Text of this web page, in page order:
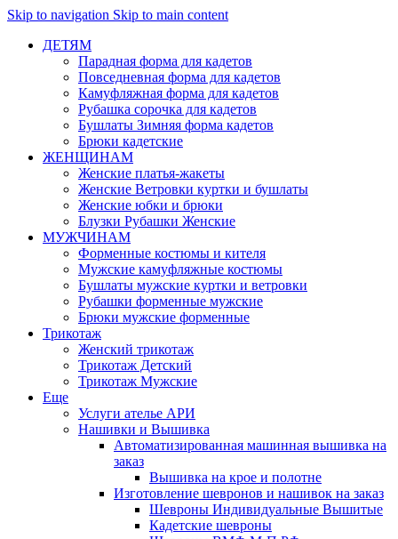
Skip to navigation Skip to main content
ДЕТЯМ
Парадная форма для кадетов
Повседневная форма для кадетов
Камуфляжная форма для кадетов
Рубашка сорочка для кадетов
Бушлаты Зимняя форма кадетов
Брюки кадетские
ЖЕНЩИНАМ
Женские платья-жакеты
Женские Ветровки куртки и бушлаты
Женские юбки и брюки
Блузки Рубашки Женские
МУЖЧИНАМ
Форменные костюмы и кителя
Мужские камуфляжные костюмы
Бушлаты мужские куртки и ветровки
Рубашки форменные мужские
Брюки мужские форменные
Трикотаж
Женский трикотаж
Трикотаж Детский
Трикотаж Мужские
Еще
Услуги ателье АРИ
Нашивки и Вышивка
Автоматизированная машинная вышивка на
заказ
Вышивка на крое и полотне
Изготовление шевронов и нашивок на заказ
Шевроны Индивидуальные Вышитые
Кадетские шевроны